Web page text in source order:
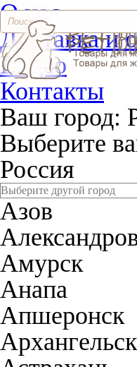
О нас
Доставка и
Видео
Контакты
Ваш город:
Выберите
Россия
Азов
Амурск
Анапа
Апшеронск
Архангельск